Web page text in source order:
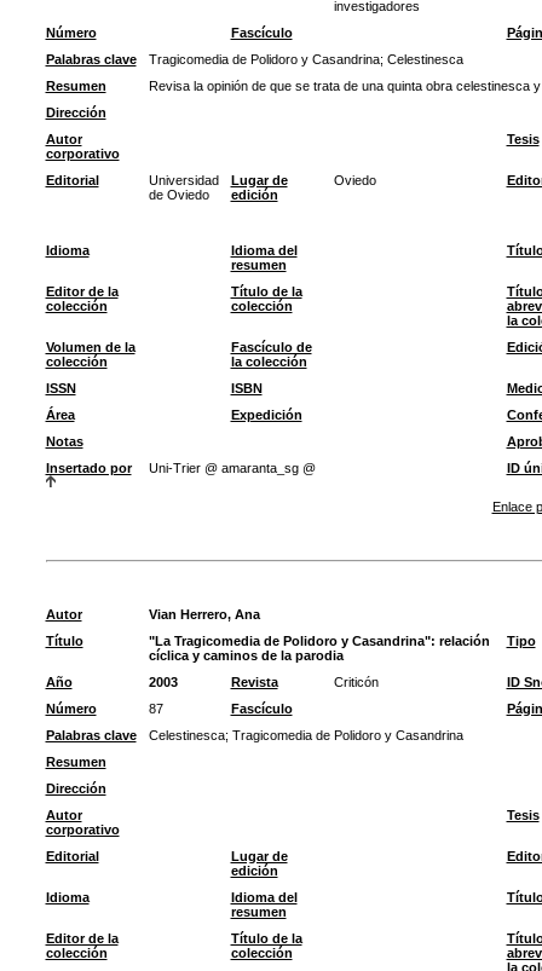
investigadores
Número Fascículo
Palabras clave
Tragicomedia de Polidoro y Casandrina; Celestinesca
Resumen
Revisa la opinión de que se trata de una quinta obra celestinesca
Dirección
Autor
corporativo
Tesis
Editorial
Universidad
de Oviedo
Lugar de
edición
Oviedo
Idioma
Idioma del
resumen
Editor de la
colección
Título de la
colección
la
Volumen de la
colección
Fascículo de
la colección
ISSN ISBN
Área
Expedición
Notas
Insertado por
Uni-Trier @ amaranta_sg @ ID
Enlace
Autor
Vian Herrero, Ana
Título
"La Tragicomedia de Polidoro y Casandrina": relación
cíclica y caminos de la parodia
Tipo
Año 2003 Revista Criticón
ID
Número
87 Fascículo
Palabras clave
Celestinesca; Tragicomedia de Polidoro y Casandrina
Resumen
Dirección
Autor
corporativo
Tesis
Editorial
Lugar de
edición
Idioma
Idioma del
resumen
Editor de la
colección
Título de la
colección
la